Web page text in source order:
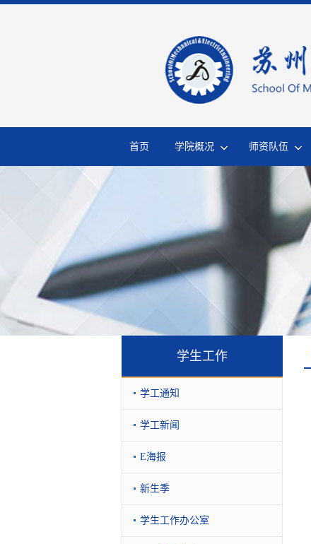
首页 学院概况 师资队伍
学生工作
学工通知
学工新闻
E海报
新生季
学生工作办公室